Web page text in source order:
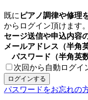
既に ピアノ調律や修理
からログイン頂けます
セージ送信や申込内容
メールアドレス（半角
パスワード（半角英数
次回から自動ログイ
パスワードをお忘れの